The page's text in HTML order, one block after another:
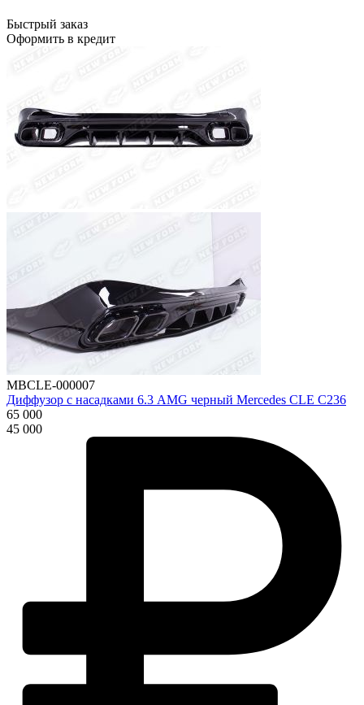
Быстрый заказ
Оформить в кредит
MBCLE-000007
Диффузор с насадками 6.3 AMG черный Mercedes CLE C236
65 000
45 000